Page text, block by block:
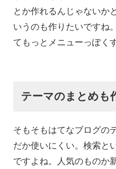
とか作れるんじゃないか
いうのも作りたいですね
てもっとメニューっぽく
テーマのまとめも
そもそもはてなブログの
だか使いにくい。検索と
ですよね。人気のものか